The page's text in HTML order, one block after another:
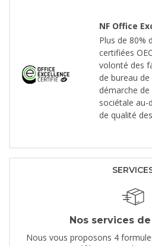
NF Office
Plus de 80%
certifiées
volonté des
de bureau de
démarche
sociétale au-
de qualité
Nos services
Nous vous proposons 4